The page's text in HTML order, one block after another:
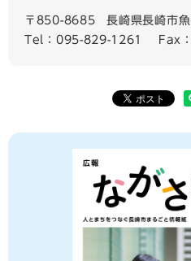
〒850-8685
長崎県長崎市
Tel：095-829-1261
Fax